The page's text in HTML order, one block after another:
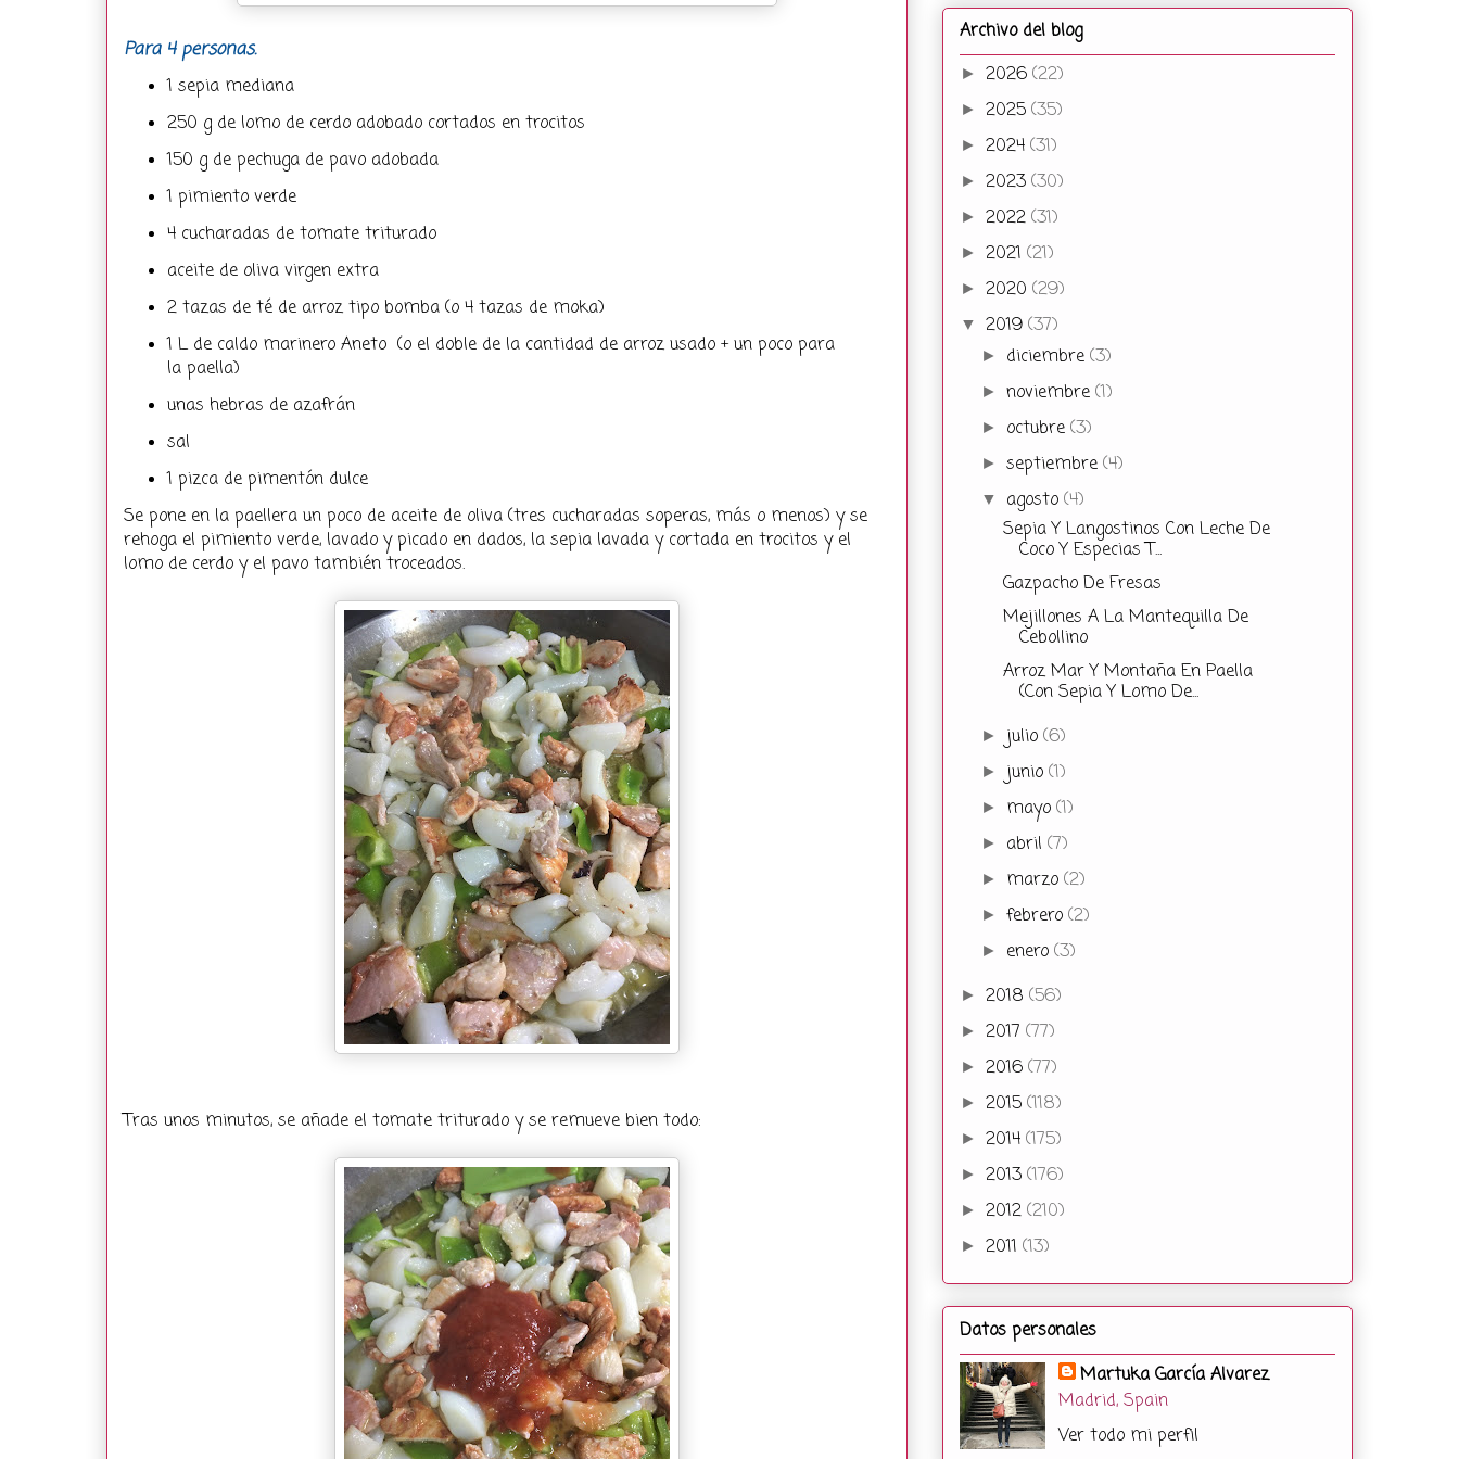
Para 4 personas.
1 sepia mediana
250 g de lomo de cerdo adobado cortados en trocitos
150 g de pechuga de pavo adobada
1 pimiento verde
4 cucharadas de tomate triturado
aceite de oliva virgen extra
2 tazas de té de arroz tipo bomba (o 4 tazas de moka)
1 L de caldo marinero Aneto (o el doble de la cantidad de arroz usado + un poco para
la paella)
unas hebras de azafrán
sal
1 pizca de pimentón dulce
Se pone en la paellera un poco de aceite de oliva (tres cucharadas soperas, más o menos) y se
rehoga el pimiento verde, lavado y picado en dados, la sepia lavada y cortada en trocitos y el
lomo de cerdo y el pavo también troceados.
Tras unos minutos, se añade el tomate triturado y se remueve bien todo:
Archivo del blog
► 2026 (22)
► 2025 (35)
► 2024 (31)
► 2023 (30)
► 2022 (31)
► 2021 (21)
► 2020 (29)
▼ 2019 (37)
► diciembre(3)
►noviembre(1)
► octubre(3)
►septiembre(4)
▼ agosto(4)
Sepia Y Langostinos Con Leche De
Coco Y Especias T...
Gazpacho De Fresas
Mejillones A La Mantequilla De
Cebollino
Arroz Mar Y Montaña En Paella
(Con Sepia Y Lomo De...
► julio(6)
► junio(1)
► mayo(1)
► abril(7)
► marzo(2)
►febrero(2)
► enero(3)
► 2018 (56)
► 2017 (77)
► 2016 (77)
► 2015 (118)
► 2014 (175)
► 2013 (176)
► 2012 (210)
► 2011 (13)
Datos personales
Martuka García Alvarez
Madrid, Spain
Ver todo mi perfil